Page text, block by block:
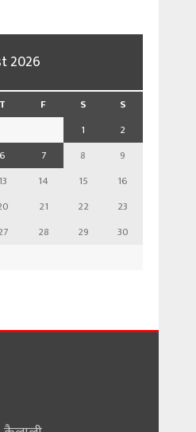
2026
T F S
S
1
2
6 7 8
9
13 14 15
16
21 22
23
28 29
30